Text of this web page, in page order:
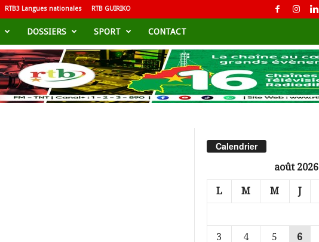
RTB3 Langues nationales RTB GUIRIKO
DOSSIERS SPORT CONTACT
Calendrier
août 2026
L M M J
3
4 5 6